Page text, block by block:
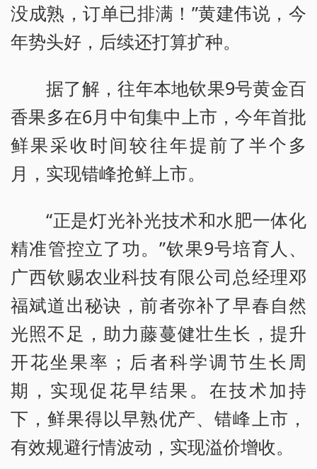
没成熟，订单已排满！”黄建伟说，今
年势头好，后续还打算扩种。
据了解，往年本地钦果9号黄金百
香果多在6月中旬集中上市，今年首批
鲜果采收时间较往年提前了半个多
月，实现错峰抢鲜上市。
“正是灯光补光技术和水肥一体化
精准管控立了功。”钦果9号培育人、
广西钦赐农业科技有限公司总经理邓
福斌道出秘诀，前者弥补了早春自然
光照不足，助力藤蔓健壮生长，提升
开花坐果率；后者科学调节生长周
期，实现促花早结果。在技术加持
下，鲜果得以早熟优产、错峰上市，
有效规避行情波动，实现溢价增收。